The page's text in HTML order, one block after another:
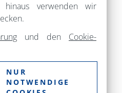
hinaus verwenden wir
und den Cookie-
NUR
NOTWENDIGE